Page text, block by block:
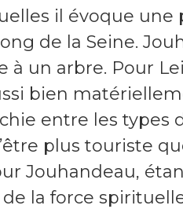
il évoque une
de la Seine.
à un arbre. Pour
bien
entre les types
plus touriste
Jouhandeau,
la force